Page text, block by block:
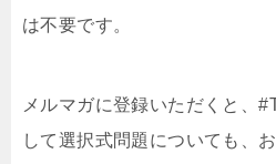
は不要です。
メルマガに登録いただくと、
して選択式問題についても、